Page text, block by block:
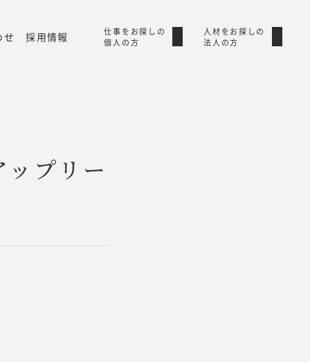
せ 採用情報
仕事をお探しの
個人の方
仕事をお探しの
個人の方
人材をお探しの
法人の方
人材をお探しの
法人の方
プリー